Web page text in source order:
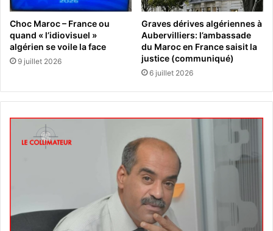
Choc Maroc – France ou
quand « l’idiovisuel »
algérien se voile la face
9 juillet 2026
Graves dérives algériennes à
Aubervilliers: l’ambassade
du Maroc en France saisit la
justice (communiqué)
6 juillet 2026